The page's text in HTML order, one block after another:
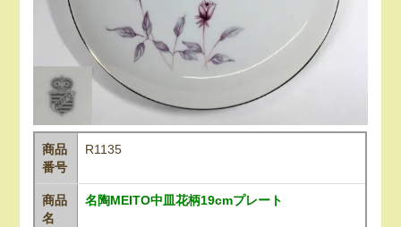
商品
番号
R1135
商品
名
名陶MEITO中皿花柄19cmプレート